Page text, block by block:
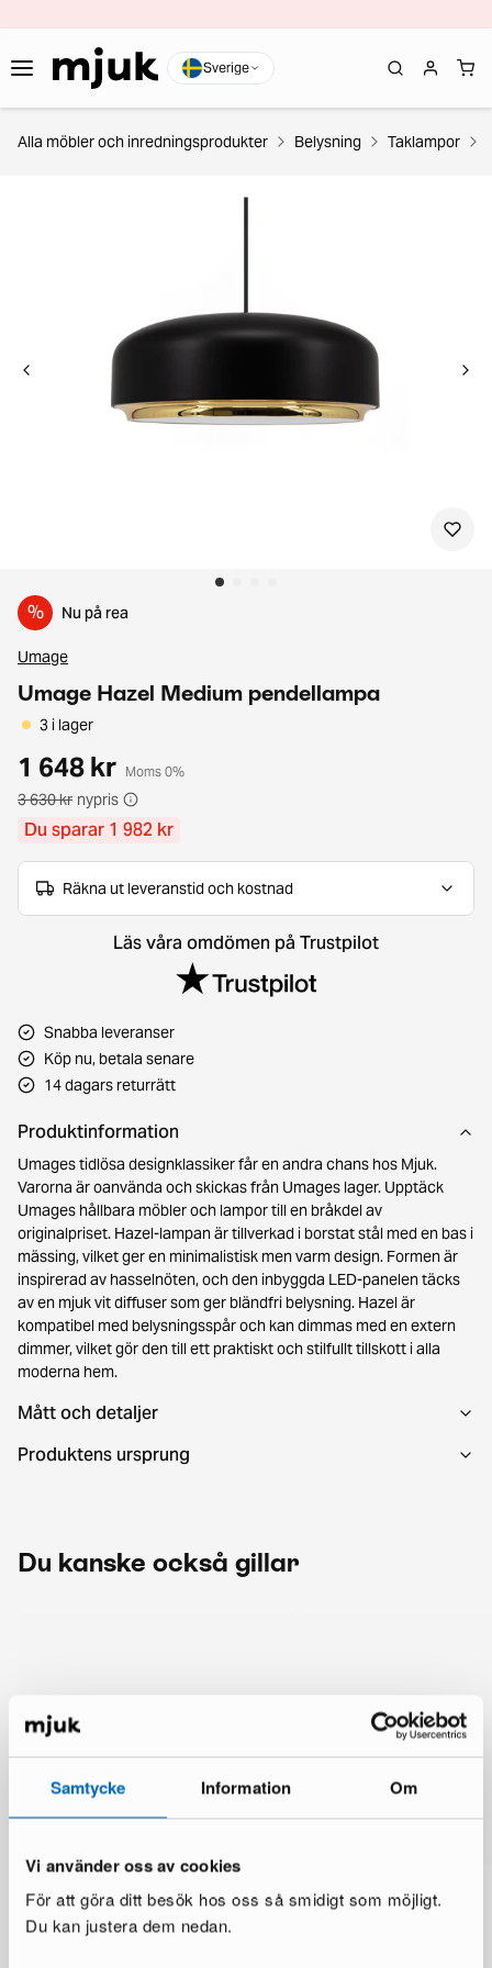
Samtycke Information Om
Vi använder oss av cookies
För att göra ditt besök hos oss så smidigt som möjligt.
Du kan justera dem nedan.
Sverige
Alla möbler och inredningsprodukter Belysning Taklampor
% Nu på rea
Umage
Umage Hazel Medium pendellampa
3 i lager
1 648 kr Moms 0%
3 630 kr nypris
Du sparar 1 982 kr
Räkna ut leveranstid och kostnad
Läs våra omdömen på Trustpilot
Snabba leveranser
Köp nu, betala senare
14 dagars returrätt
Produktinformation
Umages tidlösa designklassiker får en andra chans hos Mjuk.
Varorna är oanvända och skickas från Umages lager. Upptäck
Umages hållbara möbler och lampor till en bråkdel av
originalpriset. Hazel-lampan är tillverkad i borstat stål med en bas i
mässing, vilket ger en minimalistisk men varm design. Formen är
inspirerad av hasselnöten, och den inbyggda LED-panelen täcks
av en mjuk vit diffuser som ger bländfri belysning. Hazel är
kompatibel med belysningsspår och kan dimmas med en extern
dimmer, vilket gör den till ett praktiskt och stilfullt tillskott i alla
moderna hem.
Mått och detaljer
Produktens ursprung
Du kanske också gillar